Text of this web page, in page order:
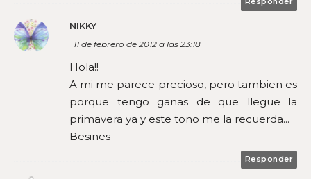
NIKKY
11 de febrero de 2012 a las 23:18
Hola!!
A mi me parece precioso, pero tambien es
porque tengo ganas de que llegue la
primavera ya y este tono me la recuerda...
Besines
Responder